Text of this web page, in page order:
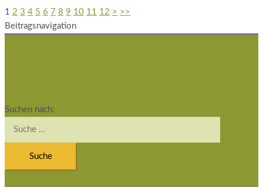
1 2 3 4 5 6 7 8 9 10 11 12 > >>
Beitragsnavigation
Suchen nach: